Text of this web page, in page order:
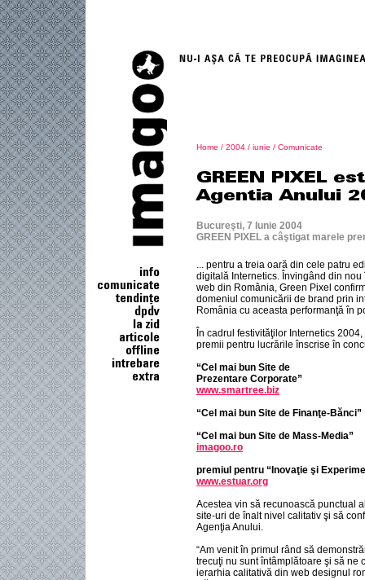
Home / 2004 / iunie / Comunicate
Bucureşti, 7 Iunie 2004
GREEN PIXEL a câştigat marele
... pentru a treia oară din cele patru
digitală Internetics. Învingând din
web din România, Green Pixel
domeniul comunicării de brand prin
România cu aceasta performanţă în
În cadrul festivităţilor Internetics
premii pentru lucrările înscrise în
“Cel mai bun Site de
Prezentare Corporate”
www.smartree.biz
“Cel mai bun Site de Finanţe-Bănci”
“Cel mai bun Site de Mass-Media”
imagoo.ro
premiul pentru “Inovaţie şi
www.estuar.org
Acestea vin să recunoască punctual
site-uri de înalt nivel calitativ şi să
Agenţia Anului.
“Am venit în primul rând să
trecuţi nu sunt întâmplătoare şi să ne
ierarhia calitativă din web designul